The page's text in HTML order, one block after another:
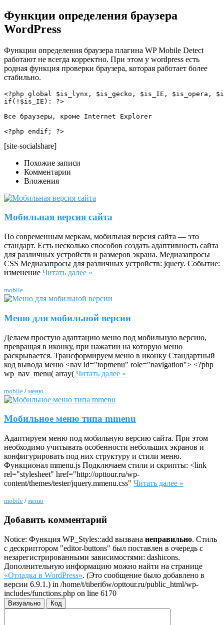
Функции определения браузера
WordPress
Функции определения браузера плагина WP Mobile Detect
работают не всегда корректно. При этом у wordpress есть
родная функция проверки браузера, которая работает более
стабильно.
<?php global $is_lynx, $is_gecko, $is_IE, $is_opera,
if(!$is_IE): ?>
Все браузеры, кроме Internet Explorer
<?php endif; ?>
[site-socialshare]
Похожие записи
Комментарии
Вложения
Мобильная версия сайта
По современным меркам, мобильная версия сайта — это
стандарт. Есть несколько способов создать адаптивность сайта
для различных устройств и размеров экрана. Медиазапросы
CSS Медиазапросы для различных устройств: jquery. Событие:
изменение Читать далее »
mobile
Меню для мобильной версии
Делаем простую адаптацию меню под мобильную версию,
превращая в иконку, при нажатии на которую меню
раскрывается. Трансформируем меню в иконку Стандартный
код вывода меню <nav id="topmenu" role="navigation"> <?php
wp_nav_menu( array( Читать далее »
mobile / меню
Мобильное меню типа mmenu
Адаптируем меню под мобильную версию сайта. При этом
необходимо учитывать особенности небольших экранов и
конфигурировать под них структуру и стили меню.
Функционал mmenu.js Подключаем стили и скрипты: <link
rel="stylesheet" href="http://opttour.ru/wp-
content/themes/tester/jquery.mmenu.css" Читать далее »
mobile / меню
Добавить комментарий
Notice: Функция WP_Styles::add вызвана неправильно. Стиль
с дескриптором "editor-buttons" был поставлен в очередь с
незарегистрированными зависимостями: dashicons.
Дополнительную информацию можно найти на странице
«Отладка в WordPress». (Это сообщение было добавлено в
версии 6.9.1.) in /home/t/tiberi6w/opttour.ru/public_html/wp-
includes/functions.php on line 6170
Визуально Код